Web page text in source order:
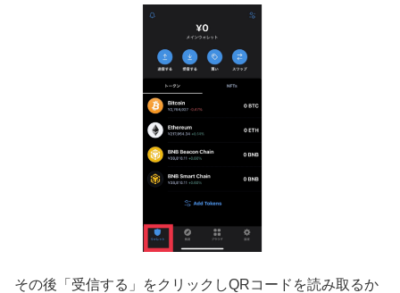
その後「受信する」をクリックしQRコードを読み取るか